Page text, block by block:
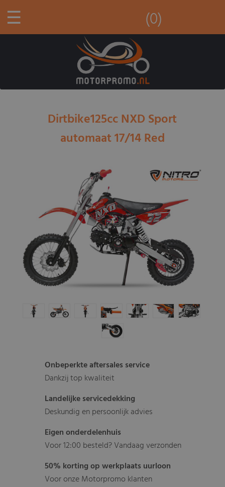
☰ (0)
Dirtbike125cc NXD Sport
automaat 17/14 Red
Onbeperkte aftersales service
Dankzij top kwaliteit
Landelijke servicedekking
Deskundig en persoonlijk advies
Eigen onderdelenhuis
Voor 12:00 besteld? Vandaag verzonden
50% korting op werkplaats uurloon
Voor onze Motorpromo klanten